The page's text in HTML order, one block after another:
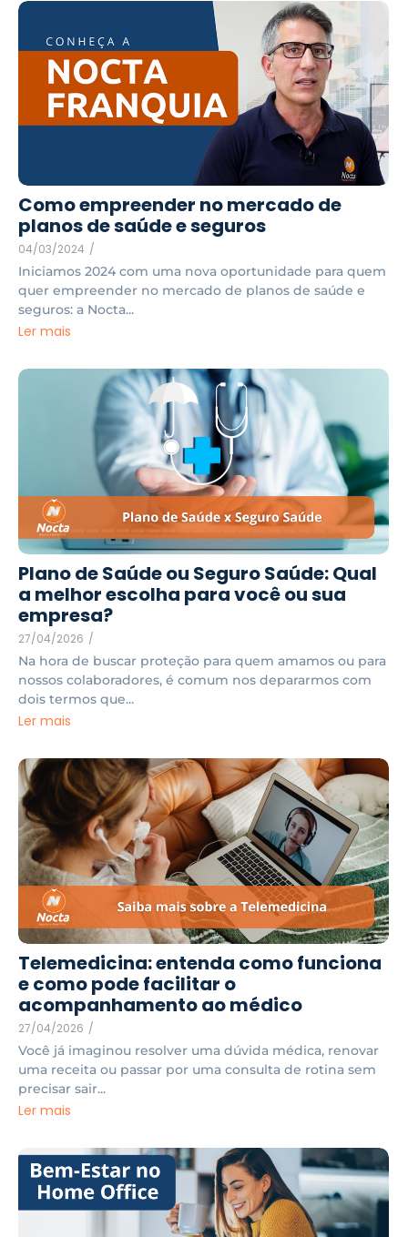
Como empreender no mercado de
planos de saúde e seguros
04/03/2024 /
Iniciamos 2024 com uma nova oportunidade para quem
quer empreender no mercado de planos de saúde e
seguros: a Nocta...
Ler mais
Plano de Saúde ou Seguro Saúde: Qual
a melhor escolha para você ou sua
empresa?
27/04/2026 /
Na hora de buscar proteção para quem amamos ou para
nossos colaboradores, é comum nos depararmos com
dois termos que...
Ler mais
Telemedicina: entenda como funciona
e como pode facilitar o
acompanhamento ao médico
27/04/2026 /
Você já imaginou resolver uma dúvida médica, renovar
uma receita ou passar por uma consulta de rotina sem
precisar sair...
Ler mais